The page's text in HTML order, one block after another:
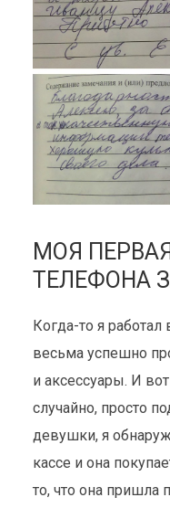
МОЯ
ТЕЛЕФОНА
Когда-то я работал
весьма успешно
и аксессуары. И
случайно, просто
девушки, я
кассе и она
то, что она пришла